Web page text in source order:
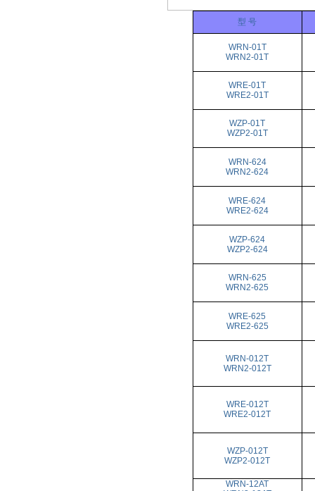
型 号
WRN-01T
WRN2-01T
WRE-01T
WRE2-01T
WZP-01T
WZP2-01T
WRN-624
WRN2-624
WRE-624
WRE2-624
WZP-624
WZP2-624
WRN-625
WRN2-625
WRE-625
WRE2-625
WRN-012T
WRN2-012T
WRE-012T
WRE2-012T
WZP-012T
WZP2-012T
WRN-12AT